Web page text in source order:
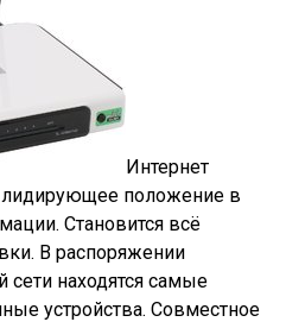
Интернет
лидирующее положение в
Становится всё
В распоряжении
сети находятся самые
устройства. Совместное